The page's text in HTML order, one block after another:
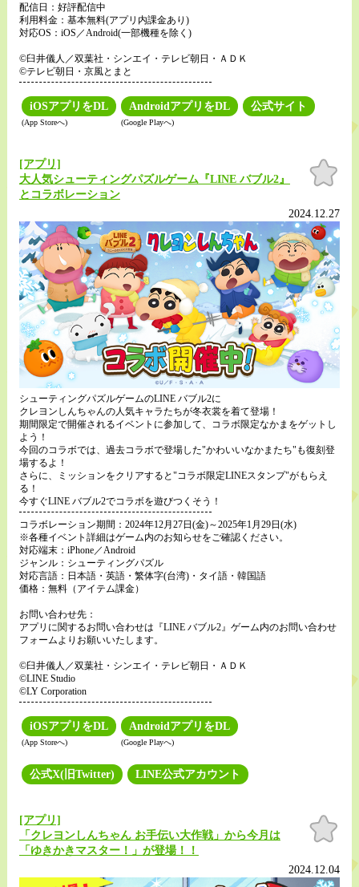
配信日：好評配信中
利用料金：基本無料(アプリ内課金あり)
対応OS：iOS／Android(一部機種を除く)
©臼井儀人／双葉社・シンエイ・テレビ朝日・ＡＤＫ
©テレビ朝日・京風とまと
iOSアプリをDL
(App Storeへ)
AndroidアプリをDL
(Google Playへ)
公式サイト
[アプリ]
大人気シューティングパズルゲーム『LINE バブル2』
とコラボレーション
お気
に入
2024.12.27
シューティングパズルゲームのLINE バブル2に
クレヨンしんちゃんの人気キャラたちが冬衣裳を着て登場！
期間限定で開催されるイベントに参加して、コラボ限定なかまをゲットし
よう！
今回のコラボでは、過去コラボで登場した"かわいいなかまたち"も復刻登
場するよ！
さらに、ミッションをクリアすると"コラボ限定LINEスタンプ"がもらえ
る！
今すぐLINE バブル2でコラボを遊びつくそう！
コラボレーション期間：2024年12月27日(金)～2025年1月29日(水)
※各種イベント詳細はゲーム内のお知らせをご確認ください。
対応端末：iPhone／Android
ジャンル：シューティングパズル
対応言語：日本語・英語・繁体字(台湾)・タイ語・韓国語
価格：無料（アイテム課金）
お問い合わせ先：
アプリに関するお問い合わせは『LINE バブル2』ゲーム内のお問い合わせ
フォームよりお願いいたします。
©臼井儀人／双葉社・シンエイ・テレビ朝日・ＡＤＫ
©LINE Studio
©LY Corporation
iOSアプリをDL
(App Storeへ)
AndroidアプリをDL
(Google Playへ)
公式X(旧Twitter) LINE公式アカウント
[アプリ]
「クレヨンしんちゃん お手伝い大作戦」から今月は
「ゆきかきマスター！」が登場！！
お気
に入
2024.12.04